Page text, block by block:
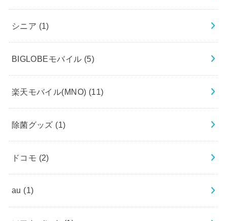
シニア (1)
BIGLOBEモバイル (5)
楽天モバイル(MNO) (11)
除菌グッズ (1)
ドコモ (2)
au (1)